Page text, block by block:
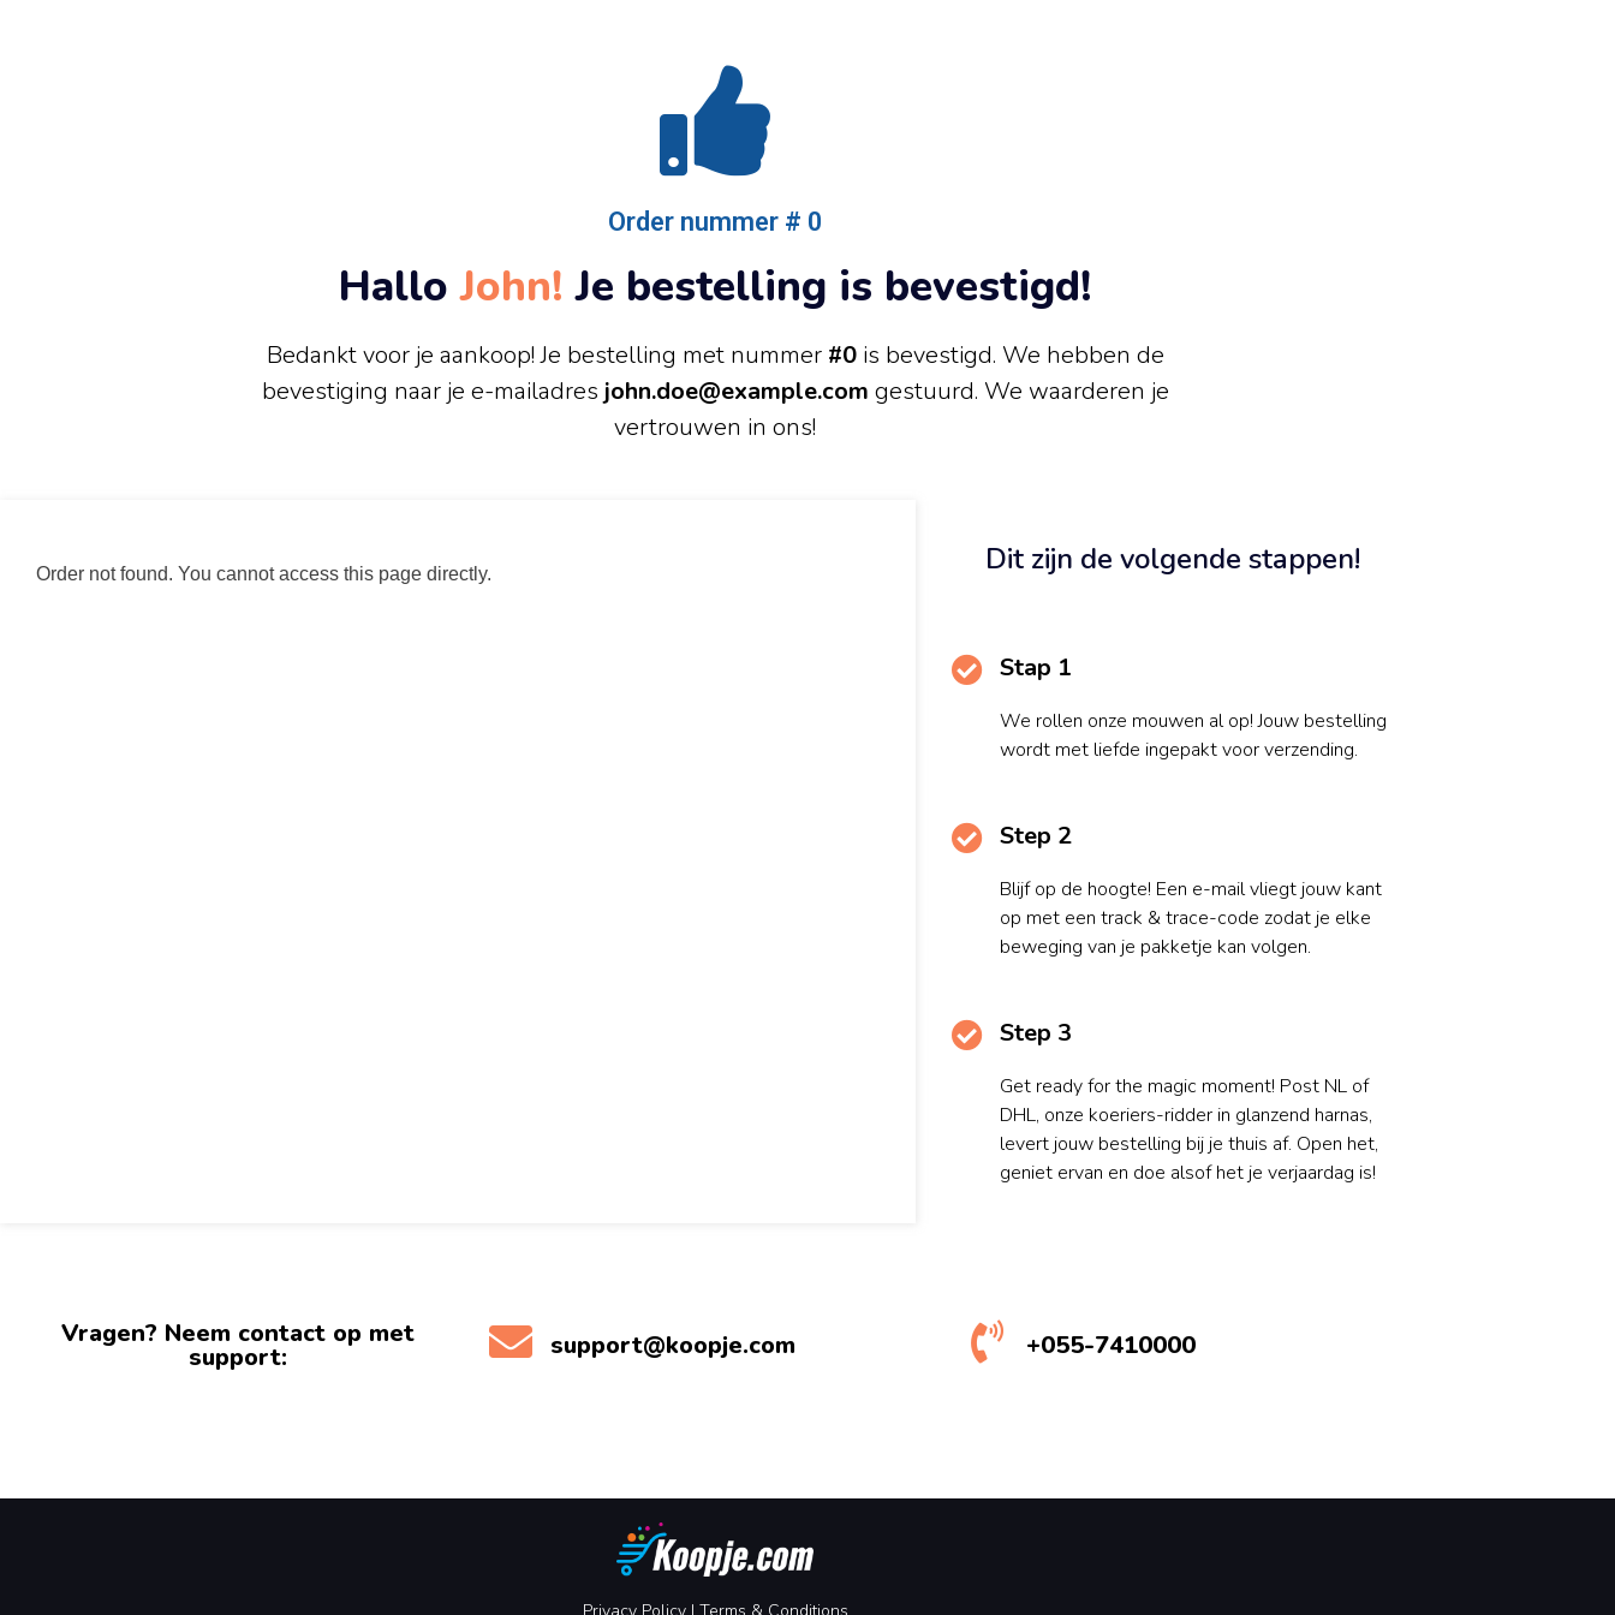
Order nummer # 0
HalloJohn! Je bestelling is bevestigd!
Bedankt voor je aankoop! Je bestelling met nummer #0is bevestigd. We hebben de
bevestiging naar je e-mailadres john.doe@example.com gestuurd. We waarderen je
vertrouwen in ons!
Order not found. You cannot access this page directly. Dit zijn de volgende stappen!
Stap 1
We rollen onze mouwen al op! Jouw bestelling
wordt met liefde ingepakt voor verzending.
Step 2
Blijf op de hoogte! Een e-mail vliegt jouw kant
op met een track & trace-code zodat je elke
beweging van je pakketje kan volgen.
Step 3
Get ready for the magic moment! Post NL of
DHL, onze koeriers-ridder in glanzend harnas,
levert jouw bestelling bij je thuis af. Open het,
geniet ervan en doe alsof het je verjaardag is!
Vragen? Neem contact op met
support: support@koopje.com +055-7410000